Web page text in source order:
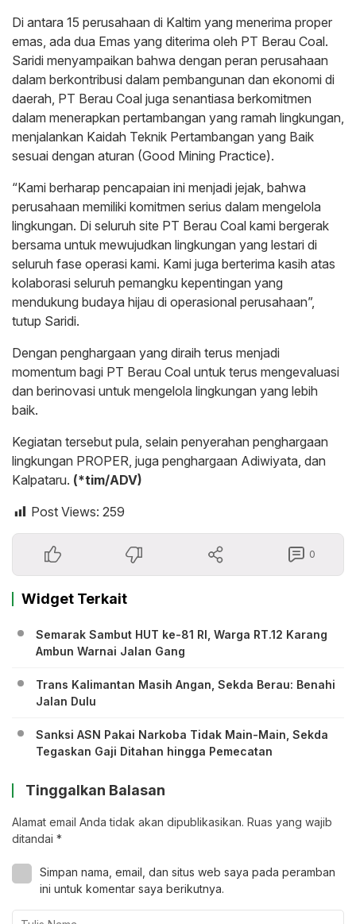
Di antara 15 perusahaan di Kaltim yang menerima proper
emas, ada dua Emas yang diterima oleh PT Berau Coal.
Saridi menyampaikan bahwa dengan peran perusahaan
dalam berkontribusi dalam pembangunan dan ekonomi di
daerah, PT Berau Coal juga senantiasa berkomitmen
dalam menerapkan pertambangan yang ramah lingkungan,
menjalankan Kaidah Teknik Pertambangan yang Baik
sesuai dengan aturan (Good Mining Practice).
“Kami berharap pencapaian ini menjadi jejak, bahwa
perusahaan memiliki komitmen serius dalam mengelola
lingkungan. Di seluruh site PT Berau Coal kami bergerak
bersama untuk mewujudkan lingkungan yang lestari di
seluruh fase operasi kami. Kami juga berterima kasih atas
kolaborasi seluruh pemangku kepentingan yang
mendukung budaya hijau di operasional perusahaan”,
tutup Saridi.
Dengan penghargaan yang diraih terus menjadi
momentum bagi PT Berau Coal untuk terus mengevaluasi
dan berinovasi untuk mengelola lingkungan yang lebih
baik.
Kegiatan tersebut pula, selain penyerahan penghargaan
lingkungan PROPER, juga penghargaan Adiwiyata, dan
Kalpataru. (*tim/ADV)
Post Views: 259
0
Widget Terkait
Semarak Sambut HUT ke-81 RI, Warga RT.12 Karang
Ambun Warnai Jalan Gang
Trans Kalimantan Masih Angan, Sekda Berau: Benahi
Jalan Dulu
Sanksi ASN Pakai Narkoba Tidak Main-Main, Sekda
Tegaskan Gaji Ditahan hingga Pemecatan
Tinggalkan Balasan
Alamat email Anda tidak akan dipublikasikan. Ruas yang wajib
ditandai *
Simpan nama, email, dan situs web saya pada peramban
ini untuk komentar saya berikutnya.